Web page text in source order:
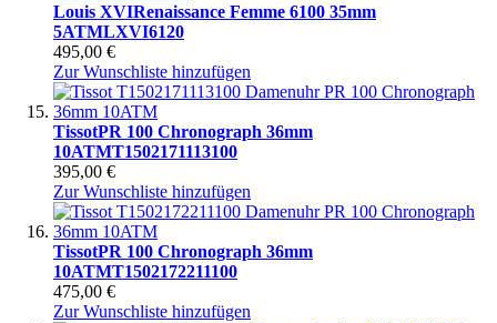
Louis XVIRenaissance Femme 6100 35mm
5ATMLXVI6120
495,00 €
Zur Wunschliste hinzufügen
TissotPR 100 Chronograph 36mm
10ATMT1502171113100
395,00 €
Zur Wunschliste hinzufügen
TissotPR 100 Chronograph 36mm
10ATMT1502172211100
475,00 €
Zur Wunschliste hinzufügen